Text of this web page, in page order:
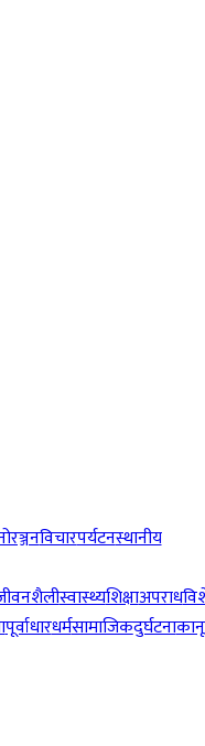
विचारपर्यटनस्थानीय
स्वास्थ्यशिक्षाअपराध
पूर्वाधारधर्मसामाजिकदुर्घटना